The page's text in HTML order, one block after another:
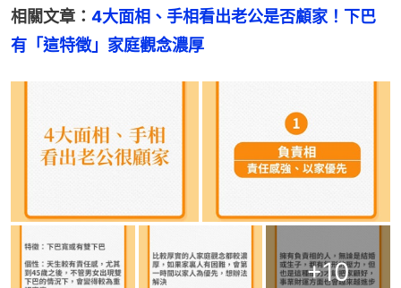
相關文章： 4大面相、手相看出老公是否顧家！下巴
有「這特徵」家庭觀念濃厚
+10